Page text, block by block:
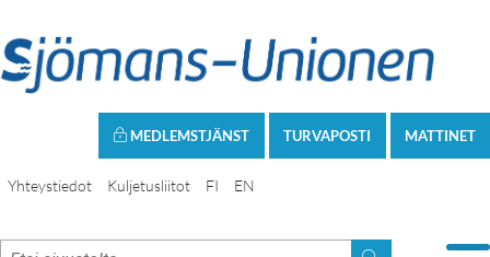
MATTINET
TURVAPOSTI
MEDLEMSTJÄNST
Yhteystiedot Kuljetusliitot FI EN